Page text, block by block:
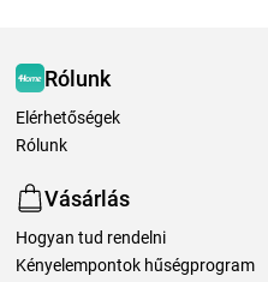
Rólunk
Elérhetőségek
Rólunk
Vásárlás
Hogyan tud rendelni
Kényelempontok hűségprogram